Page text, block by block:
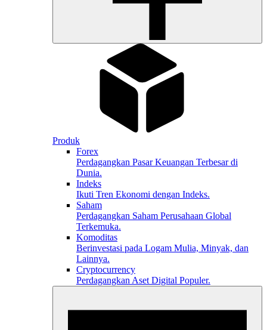
Produk
Forex
Perdagangkan Pasar Keuangan Terbesar di
Dunia.
Indeks
Ikuti Tren Ekonomi dengan Indeks.
Saham
Perdagangkan Saham Perusahaan Global
Terkemuka.
Komoditas
Berinvestasi pada Logam Mulia, Minyak, dan
Lainnya.
Cryptocurrency
Perdagangkan Aset Digital Populer.